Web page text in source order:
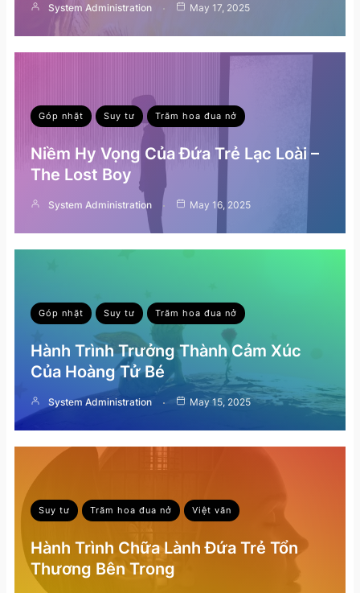
System Administration May 17, 2025
Góp nhặt Suy tư Trăm hoa đua nở
Niềm Hy Vọng Của Đứa Trẻ Lạc Loài –
The Lost Boy
System Administration May 16, 2025
Góp nhặt Suy tư Trăm hoa đua nở
Hành Trình Trưởng Thành Cảm Xúc
Của Hoàng Tử Bé
System Administration May 15, 2025
Suy tư Trăm hoa đua nở Việt văn
Hành Trình Chữa Lành Đứa Trẻ Tổn
Thương Bên Trong